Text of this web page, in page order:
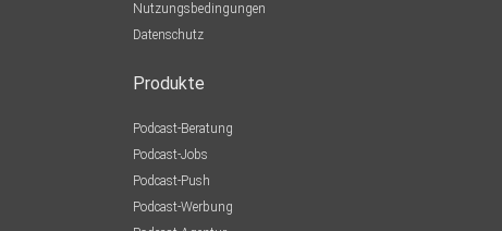
Nutzungsbedingungen
Datenschutz
Produkte
Podcast-Beratung
Podcast-Jobs
Podcast-Push
Podcast-Werbung